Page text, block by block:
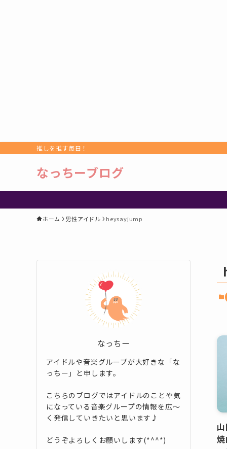
推しを推す毎日！
なっちーブログ
ホーム 男性アイドル heysayjump
なっちー
アイドルや音楽グループが大好きな「な
っちー」と申します。
こちらのブログではアイドルのことや気
になっている音楽グループの情報を広～
く発信していきたいと思います♪
どうぞよろしくお願いします(*^^*)